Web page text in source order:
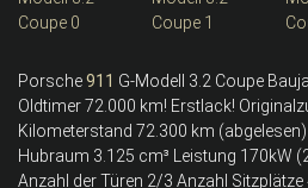
Porsche911 G-Modell 3.2 Coupe
Oldtimer 72.000 km! Erstlack!
Kilometerstand 72.300 km
Hubraum 3.125 cm³ Leistung 170kW
Anzahl der Türen 2/3 Anzahl